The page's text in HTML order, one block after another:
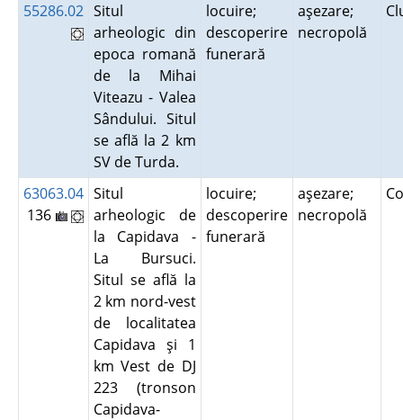
55286.02 Situl
arheologic din
epoca romană
de la Mihai
Viteazu - Valea
Sândului. Situl
se află la 2 km
SV de Turda.
locuire;
descoperire
funerară
aşezare;
necropolă
63063.04
136
Situl
arheologic de
la Capidava -
La Bursuci.
Situl se află la
2 km nord-vest
de localitatea
Capidava şi 1
km Vest de DJ
223 (tronson
Capidava-
locuire;
descoperire
funerară
aşezare;
necropolă